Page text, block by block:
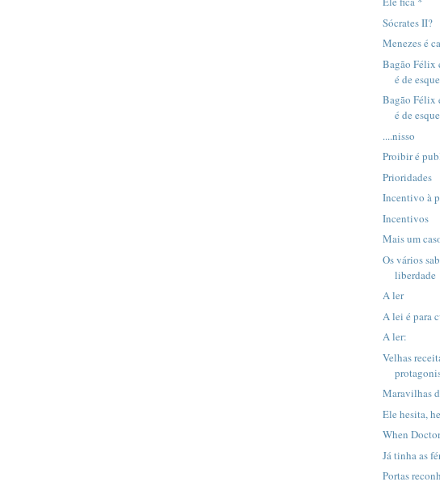
Sócrates II?
Menezes é
Bagão Félix
é de
Bagão Félix
é de
....nisso
Proibir é
Prioridades
Incentivo à
Incentivos
Mais um
Os vários
liberdade
A ler
A lei é para
A ler:
Velhas
Maravilhas
Ele hesita,
When
Já tinha as
Portas